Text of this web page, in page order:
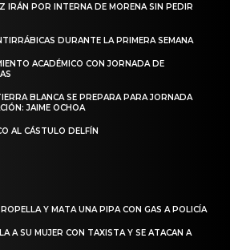
IRÁN POR INTERNA DE MORENA SIN PEDIR
DURANTE LA PRIMERA SEMANA
ACADÉMICO CON JORNADA DE
BLANCA SE PREPARA PARA JORNADA
JAIME OCHOA
AL CÁSTULO DELFÍN
Y MATA UNA PIPA CON GAS A POLICÍA
A SU MUJER CON TAXISTA Y SE ATACAN A